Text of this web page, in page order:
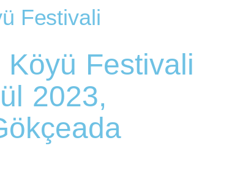
Festivali
Festivali
2023,